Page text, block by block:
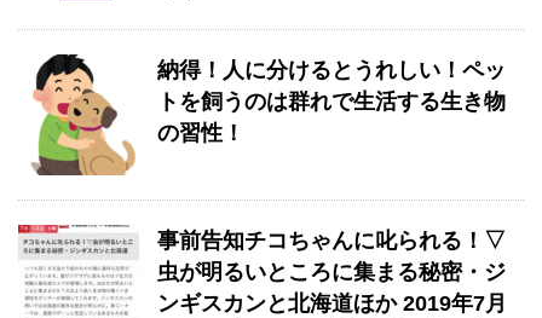
納得！人に分けるとうれしい！ペッ
トを飼うのは群れで生活する生き物
の習性！
事前告知チコちゃんに叱られる！▽
虫が明るいところに集まる秘密・ジ
ンギスカンと北海道ほか 2019年7月